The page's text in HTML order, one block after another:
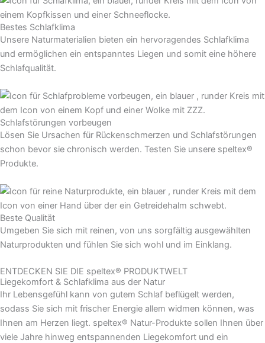
Bestes Schlafklima
Unsere Naturmaterialien bieten ein hervoragendes Schlafklima
und ermöglichen ein entspanntes Liegen und somit eine höhere
Schlafqualität.
Schlafstörungen vorbeugen
Lösen Sie Ursachen für Rückenschmerzen und Schlafstörungen
schon bevor sie chronisch werden. Testen Sie unsere speltex®
Produkte.
Beste Qualität
Umgeben Sie sich mit reinen, von uns sorgfältig ausgewählten
Naturprodukten und fühlen Sie sich wohl und im Einklang.
ENTDECKEN SIE DIE speltex® PRODUKTWELT
Liegekomfort & Schlafklima aus der Natur
Ihr Lebensgefühl kann von gutem Schlaf beflügelt werden,
sodass Sie sich mit frischer Energie allem widmen können, was
Ihnen am Herzen liegt. speltex® Natur-Produkte sollen Ihnen über
viele Jahre hinweg entspannenden Liegekomfort und ein